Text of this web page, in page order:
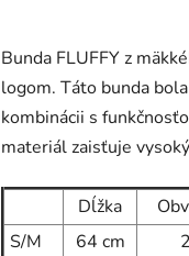
Bunda FLUFFY z
logom. Táto bunda
kombinácii s
materiál zaisťuje
Dĺžka
S/M
64 cm